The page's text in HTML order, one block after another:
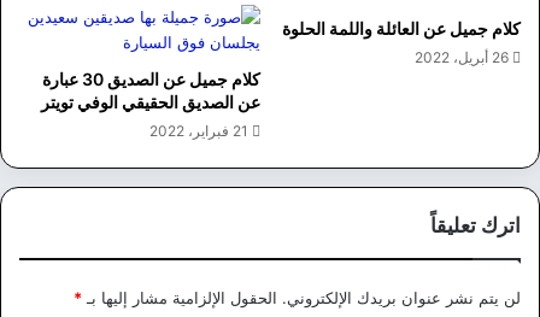
كلام جميل عن العائلة واللمة الحلوة
26 أبريل، 2022
كلام جميل عن الصديق 30 عبارة
عن الصديق الحقيقي الوفي تويتر
21 فبراير، 2022
اترك تعليقاً
لن يتم نشر عنوان بريدك الإلكتروني. الحقول الإلزامية مشار إليها بـ*